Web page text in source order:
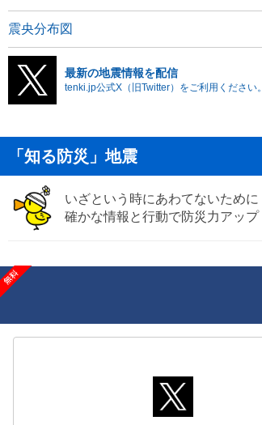
震央分布図
最新の地震情報を配信
tenki.jp公式X（旧Twitter）をご利用ください。
「知る防災」地震
いざという時にあわてないために
確かな情報と行動で防災力アップ